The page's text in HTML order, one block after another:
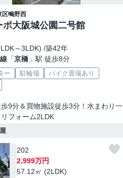
区鴫野西
ポ大阪城公園二号館
～3LDK) /築42年
「京橋」駅 徒歩8分
ー 駐輪場
バイク置場あり
9分＆買物施設徒歩3分！水まわり一
フォーム2LDK
202
2,999万円
57.12㎡ (2LDK)